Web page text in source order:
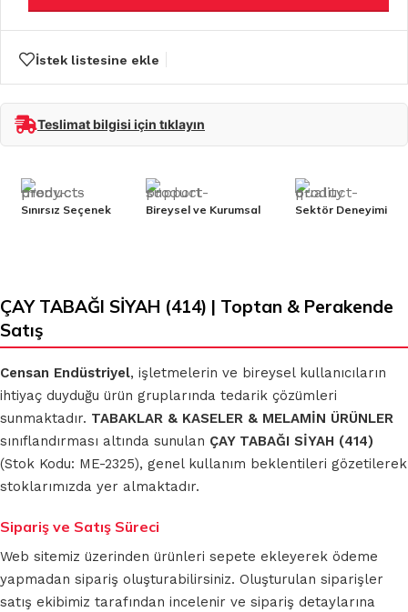
İstek listesine ekle
Teslimat bilgisi için tıklayın
Sınırsız Seçenek Bireysel ve Kurumsal Sektör Deneyimi
ÇAY TABAĞI SİYAH (414) | Toptan & Perakende
Satış
Censan Endüstriyel, işletmelerin ve bireysel kullanıcıların
ihtiyaç duyduğu ürün gruplarında tedarik çözümleri
sunmaktadır. TABAKLAR & KASELER & MELAMİN ÜRÜNLER
sınıflandırması altında sunulan ÇAY TABAĞI SİYAH (414)
(Stok Kodu: ME-2325), genel kullanım beklentileri gözetilerek
stoklarımızda yer almaktadır.
Sipariş ve Satış Süreci
Web sitemiz üzerinden ürünleri sepete ekleyerek ödeme
yapmadan sipariş oluşturabilirsiniz. Oluşturulan siparişler
satış ekibimiz tarafından incelenir ve sipariş detaylarına